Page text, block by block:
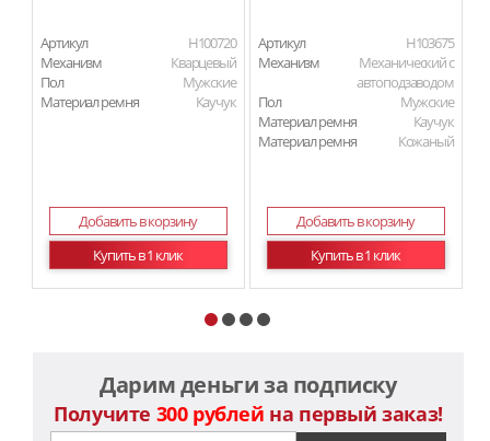
Артикул
H100720
Механизм
Кварцевый
Пол
Мужские
Материал ремня
Каучук
Добавить в корзину
Купить в 1 клик
Артикул
H103675
Механизм
Механический с
автоподзаводом
Пол
Мужские
Материал ремня
Каучук
Материал ремня
Кожаный
Добавить в корзину
Купить в 1 клик
Дарим деньги за подписку
Получите 300 рублей на первый заказ!